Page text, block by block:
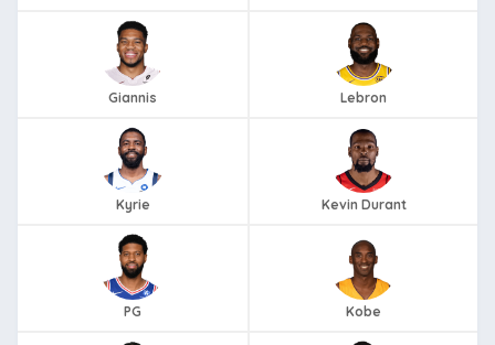
Giannis Lebron
Kyrie Kevin Durant
PG Kobe